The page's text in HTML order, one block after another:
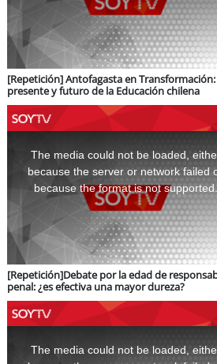
[Repetición] Antofagasta en Transformación:
presente y futuro de la Educación chilena
window.
The media could not be loaded,
because the server or network failed
because the format is not supported.
[Repetición]Debate por la edad de
penal: ¿es efectiva una mayor dureza?
window.
The media could not be loaded,